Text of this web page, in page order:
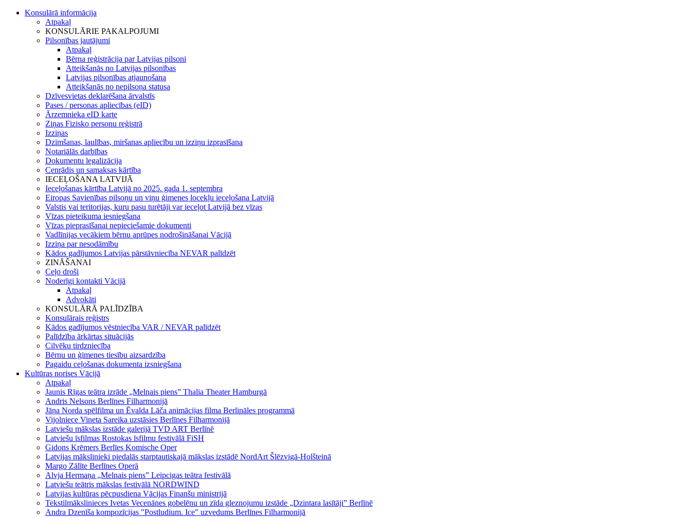
Konsulārā informācija
Atpakaļ
KONSULĀRIE PAKALPOJUMI
Pilsonības jautājumi
Atpakaļ
Bērna reģistrācija par Latvijas pilsoni
Atteikšanās no Latvijas pilsonības
Latvijas pilsonības atjaunošana
Atteikšanās no nepilsoņa statusa
Dzīvesvietas deklarēšana ārvalstīs
Pases / personas apliecības (eID)
Ārzemnieka eID karte
Ziņas Fizisko personu reģistrā
Izziņas
Dzimšanas, laulības, miršanas apliecību un izziņu izprasīšana
Notariālās darbības
Dokumentu legalizācija
Cenrādis un samaksas kārtība
IECEĻOŠANA LATVIJĀ
Ieceļošanas kārtība Latvijā no 2025. gada 1. septembra
Eiropas Savienības pilsoņu un viņu ģimenes locekļu ieceļošana Latvijā
Valstis vai teritorijas, kuru pasu turētāji var ieceļot Latvijā bez vīzas
Vīzas pieteikuma iesniegšana
Vīzas pieprasīšanai nepieciešamie dokumenti
Vadlīnijas vecākiem bērnu aprūpes nodrošināšanai Vācijā
Izziņa par nesodāmību
Kādos gadījumos Latvijas pārstāvniecība NEVAR palīdzēt
ZINĀŠANAI
Ceļo droši
Noderīgi kontakti Vācijā
Atpakaļ
Advokāti
KONSULĀRĀ PALĪDZĪBA
Konsulārais reģistrs
Kādos gadījumos vēstniecība VAR / NEVAR palīdzēt
Palīdzība ārkārtas situācijās
Cilvēku tirdzniecība
Bērnu un ģimenes tiesību aizsardzība
Pagaidu ceļošanas dokumenta izsniegšana
Kultūras norises Vācijā
Atpakaļ
Jaunis Rīgas teātra izrāde „Melnais piens” Thalia Theater Hamburgā
Andris Nelsons Berlīnes Filharmonijā
Jāņa Norda spēlfilma un Ēvalda Lāča animācijas filma Berlināles programmā
Vijolniece Vineta Sareika uzstāsies Berlīnes Filharmonijā
Latviešu mākslas izstāde galerijā TVD ART Berlīnē
Latviešu īsfilmas Rostokas īsfilmu festivālā FiSH
Gidons Krēmers Berlīes Komische Oper
Latvijas mākslinieki piedalās starptautiskajā mākslas izstādē NordArt Šlēzvigā-Holšteinā
Margo Zālīte Berlīnes Operā
Alvja Hermaņa „Melnais piens” Leipcigas teātra festivālā
Latviešu teātris mākslas festivālā NORDWIND
Latvijas kultūras pēcpusdiena Vācijas Finanšu ministrijā
Tekstilmākslinieces Ivetas Vecenānes gobelēnu un zīda gleznojumu izstāde „Dzintara lasītāji” Berlīnē
Andra Dzenīša kompozīcijas "Postludium. Ice" uzvedums Berlīnes Filharmonijā